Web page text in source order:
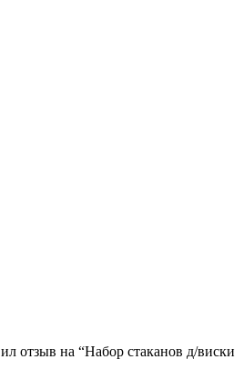
отзыв на “Набор стаканов д/виски